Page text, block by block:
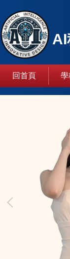
到
主
要
內
容
AI
回首頁 學